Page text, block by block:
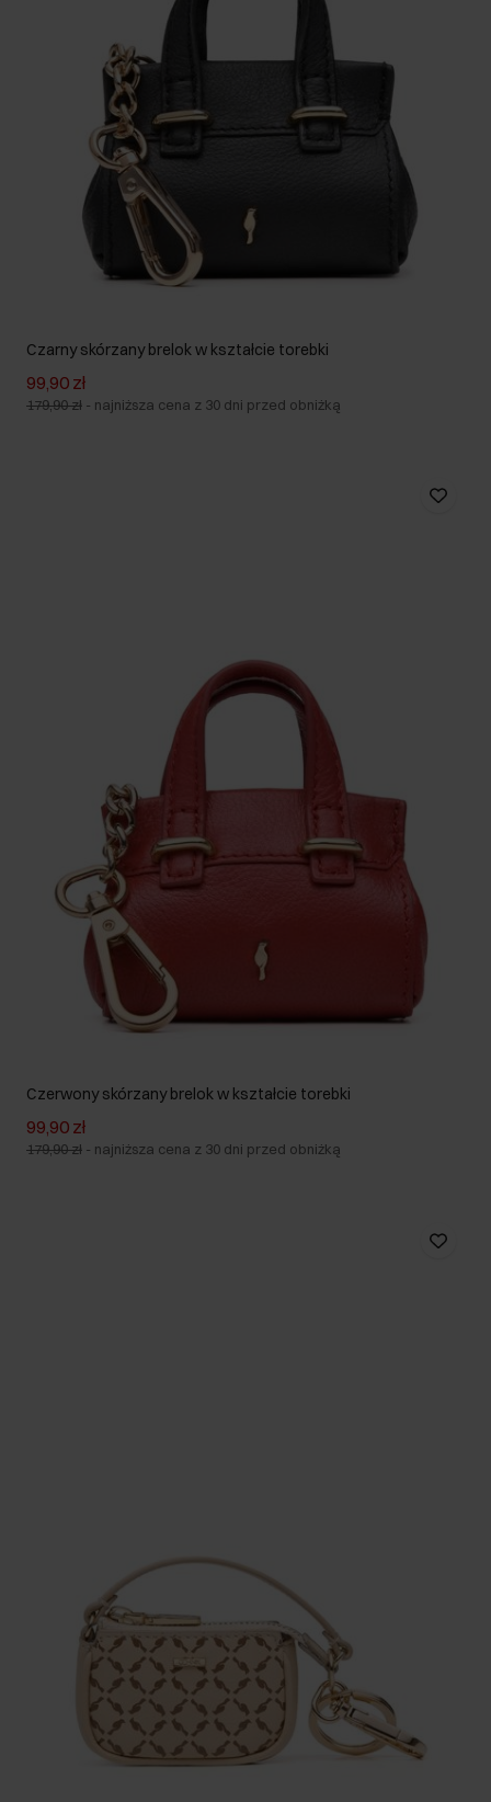
Czarny skórzany brelok w kształcie torebki
99,90 zł
179,90 zł - najniższa cena z 30 dni przed obniżką
Czerwony skórzany brelok w kształcie torebki
99,90 zł
179,90 zł - najniższa cena z 30 dni przed obniżką